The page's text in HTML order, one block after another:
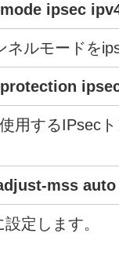
ipsec
ネルモードを
用するIPsec
mss auto
定します。